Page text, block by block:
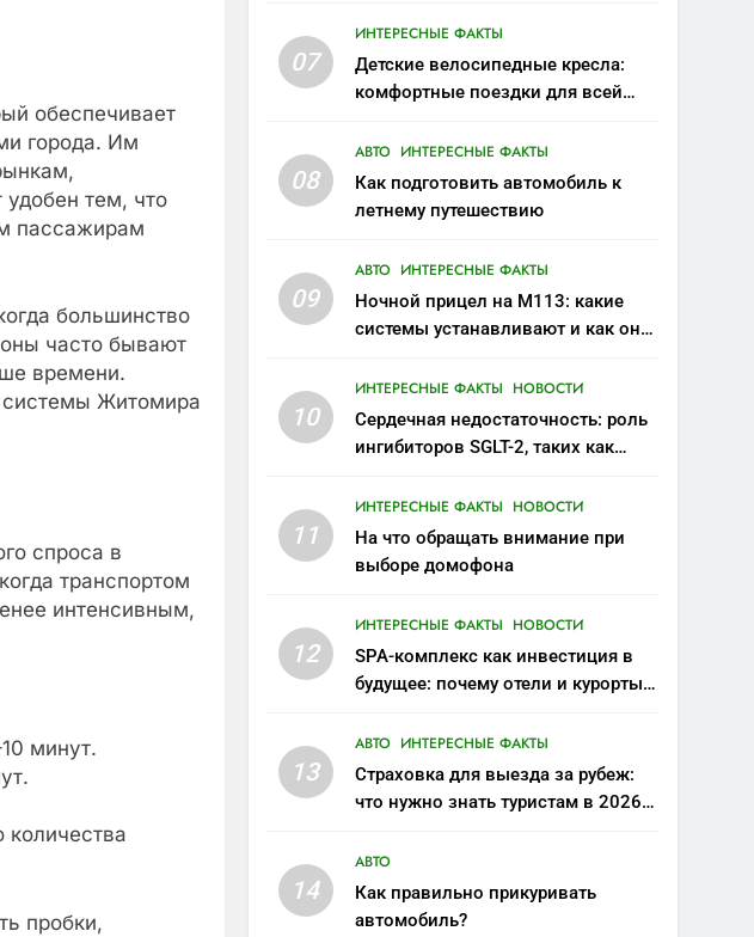
обеспечивает
города. Им
тем, что
пассажирам
большинство
часто бывают
времени.
системы Житомира
спроса в
транспортом
интенсивным,
минут.
количества
пробки,
07
ИНТЕРЕСНЫЕ ФАКТЫ
Детские велосипедные кресла:
комфортные поездки для всей
08
АВТО ИНТЕРЕСНЫЕ ФАКТЫ
Как подготовить автомобиль к
летнему путешествию
09
АВТО ИНТЕРЕСНЫЕ ФАКТЫ
Ночной прицел на M113: какие
системы устанавливают и как они
10
ИНТЕРЕСНЫЕ ФАКТЫ НОВОСТИ
Сердечная недостаточность: роль
ингибиторов SGLT-2, таких как
11
ИНТЕРЕСНЫЕ ФАКТЫ НОВОСТИ
На что обращать внимание при
выборе домофона
12
ИНТЕРЕСНЫЕ ФАКТЫ НОВОСТИ
SPA-комплекс как инвестиция в
будущее: почему отели и курорты
13
АВТО ИНТЕРЕСНЫЕ ФАКТЫ
Страховка для выезда за рубеж:
что нужно знать туристам в 2026
14
АВТО
Как правильно прикуривать
автомобиль?